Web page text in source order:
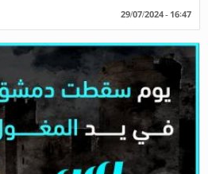
29/07/2024 - 16:47